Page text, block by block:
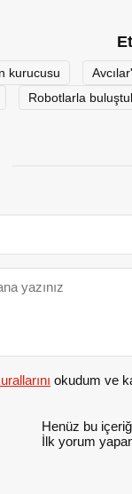
kurucusu
Robotlarla
okudum ve
Henüz bu
İlk yorum